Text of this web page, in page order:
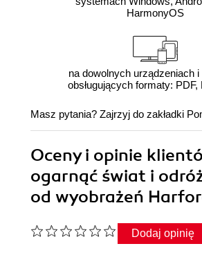
HarmonyOS
na dowolnych urządzeniach
obsługujących formaty: PDF,
Masz pytania? Zajrzyj do zakładki
Oceny i opinie
ogarnąć świat i
od wyobrażeń
Dodaj opinię